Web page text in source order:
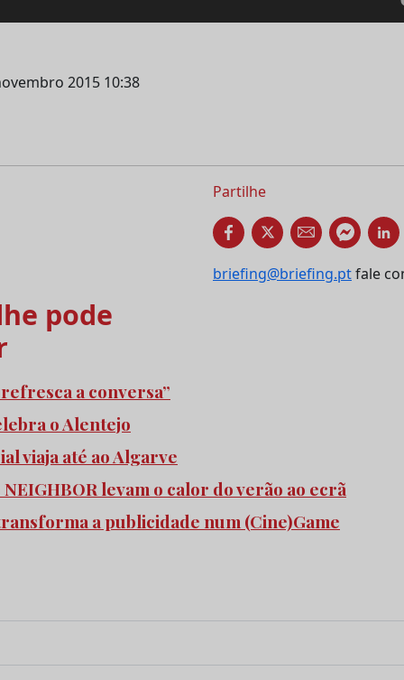
2015 10:38
Partilhe
briefing@briefing.ptfale
pode
a conversa”
o Alentejo
viaja até ao Algarve
levam o calor do verão ao ecrã
a publicidade num (Cine)Game